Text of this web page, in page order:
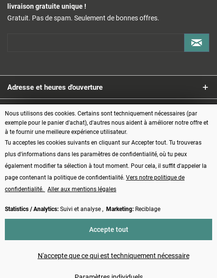
livraison gratuite unique !
Gratuit. Pas de spam. Seulement de bonnes offres.
Adresse et heures d'ouverture
Service
Informations
Modes de paiement
Vertrag widerrufen
éventuellement les frais de contre-remboursement, sauf indication contraire
Nous utilisons des cookies. Certains sont techniquement nécessaires (par
exemple pour le panier d'achat), d'autres nous aident à améliorer notre offre et
à te fournir une meilleure expérience utilisateur.
Tu acceptes les cookies suivants en cliquant sur Accepter tout. Tu trouveras
plus d'informations dans les paramètres de confidentialité, où tu peux
également modifier ta sélection à tout moment. Pour cela, il suffit d'appeler la
page contenant la politique de confidentialité. Vers notre politique de
confidentialité.
Aller aux mentions légales
Statistics / Analytics: Suivi et analyse , Marketing: Reciblage
N'accepte que ce qui est techniquement nécessaire
Accepte tout